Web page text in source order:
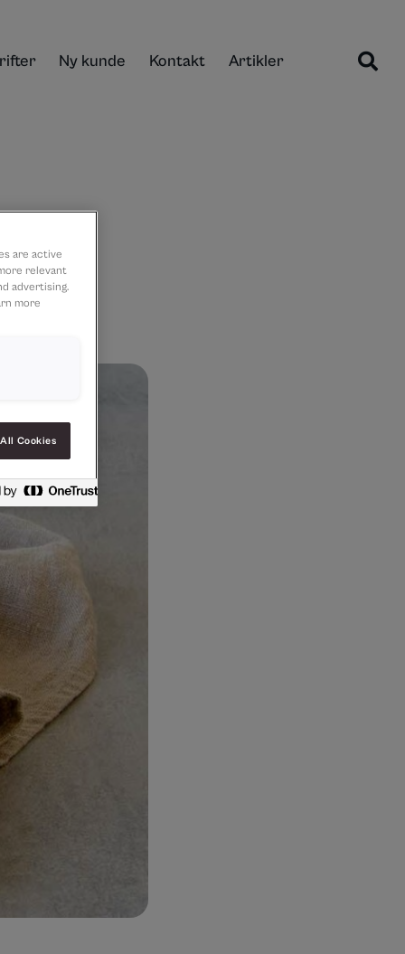
Ny kunde Kontakt Artikler
are active
relevant
advertising.
more
Cookies